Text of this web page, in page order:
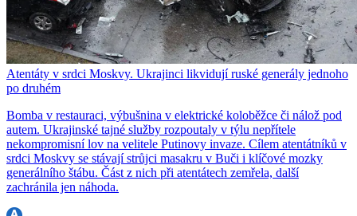
Atentáty v srdci Moskvy. Ukrajinci likvidují ruské generály jednoho
po druhém
Bomba v restauraci, výbušnina v elektrické koloběžce či nálož pod
autem. Ukrajinské tajné služby rozpoutaly v týlu nepřítele
nekompromisní lov na velitele Putinovy invaze. Cílem atentátníků v
srdci Moskvy se stávají strůjci masakru v Buči i klíčové mozky
generálního štábu. Část z nich při atentátech zemřela, další
zachránila jen náhoda.